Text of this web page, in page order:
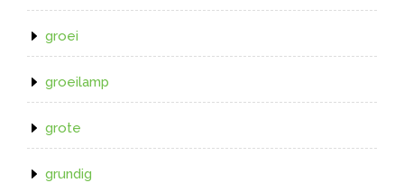
groei
groeilamp
grote
grundig